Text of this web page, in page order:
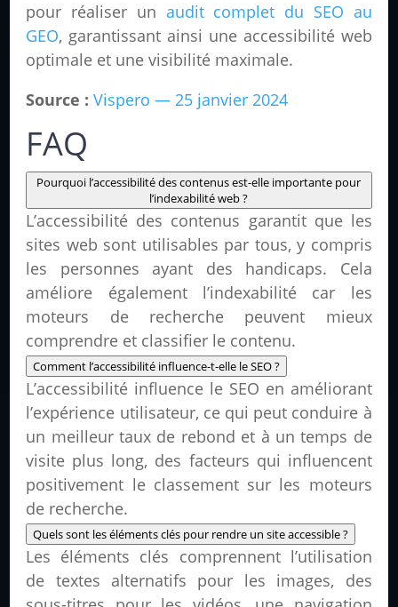
pour réaliser un audit complet du SEO au
GEO, garantissant ainsi une accessibilité web
optimale et une visibilité maximale.
Source : Vispero — 25 janvier 2024
FAQ
Pourquoi l’accessibilité des contenus est-elle importante pour
l’indexabilité web ?
L’accessibilité des contenus garantit que les
sites web sont utilisables par tous, y compris
les personnes ayant des handicaps. Cela
améliore également l’indexabilité car les
moteurs de recherche peuvent mieux
comprendre et classifier le contenu.
Comment l’accessibilité influence-t-elle le SEO ?
L’accessibilité influence le SEO en améliorant
l’expérience utilisateur, ce qui peut conduire à
un meilleur taux de rebond et à un temps de
visite plus long, des facteurs qui influencent
positivement le classement sur les moteurs
de recherche.
Quels sont les éléments clés pour rendre un site accessible ?
Les éléments clés comprennent l’utilisation
de textes alternatifs pour les images, des